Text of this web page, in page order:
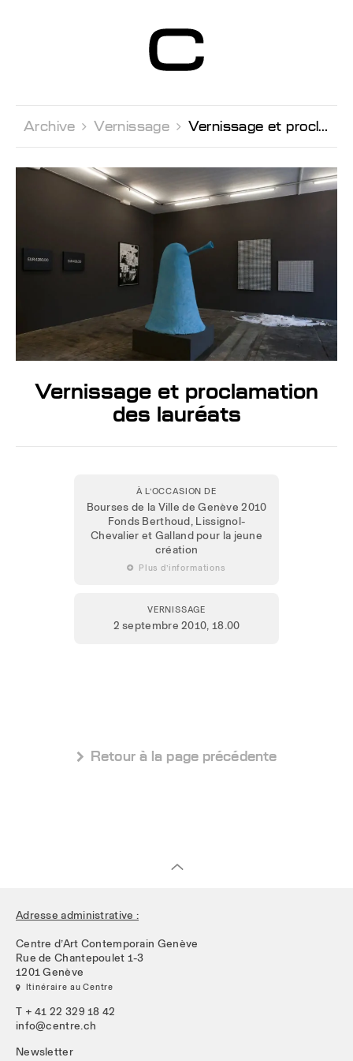
Contemporain
Genève
Archive  Vernissage  Vernissage et proclamation des lauréats
Vernissage et proclamation
des lauréats
À L’OCCASION DE
Bourses de la Ville de Genève 2010
Fonds Berthoud, Lissignol-
Chevalier et Galland pour la jeune
création
 Plus d’informations
VERNISSAGE
2 septembre 2010, 18.00
 Retour à la page précédente
Adresse administrative :
Centre d’Art Contemporain Genève
Rue de Chantepoulet 1-3
1201 Genève
 Itinéraire au Centre
T + 41 22 329 18 42
info@centre.ch
Newsletter